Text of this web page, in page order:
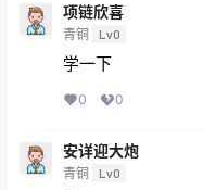
项链欣喜
青铜 Lv0
学一下
0 0
安详迎大炮
青铜 Lv0